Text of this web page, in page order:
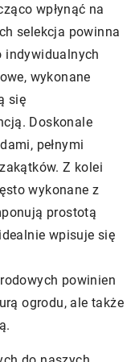
wpłynąć na
selekcja powinna
indywidualnych
wykonane
się
Doskonale
pełnymi
Z kolei
wykonane z
prostotą
wpisuje się
powinien
ogrodu, ale także